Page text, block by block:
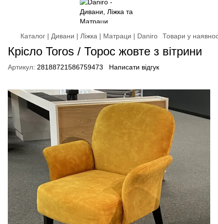
Каталог | Дивани | Ліжка | Матраци | Daniro Товари у
Крісло Toros / Торос жовте з вітрини
Артикул: 28188721586759473 Написати відгук